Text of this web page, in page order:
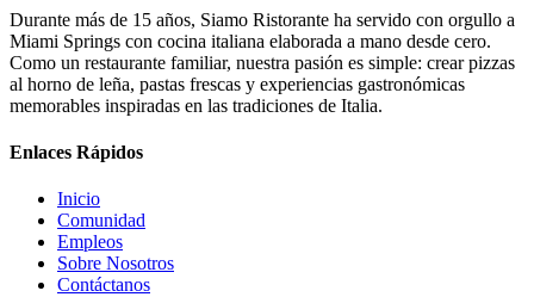
Durante más de 15 años, Siamo Ristorante ha servido con orgullo a
Miami Springs con cocina italiana elaborada a mano desde cero.
Como un restaurante familiar, nuestra pasión es simple: crear pizzas
al horno de leña, pastas frescas y experiencias gastronómicas
memorables inspiradas en las tradiciones de Italia.
Enlaces Rápidos
Inicio
Comunidad
Empleos
Sobre Nosotros
Contáctanos